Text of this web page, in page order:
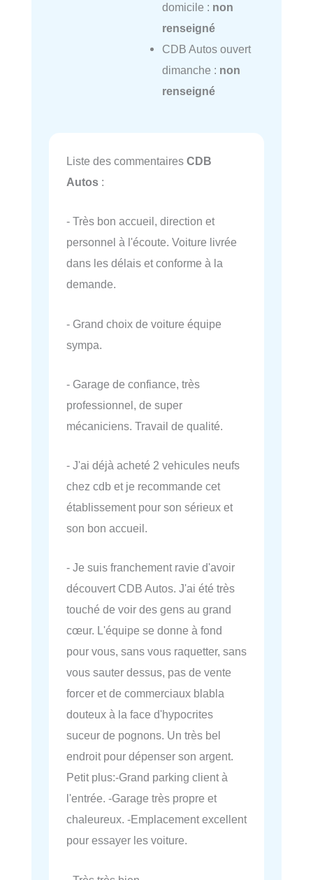
domicile : non
renseigné
CDB Autos ouvert
dimanche : non
renseigné
Liste des commentaires CDB
Autos :
- Très bon accueil, direction et
personnel à l'écoute. Voiture livrée
dans les délais et conforme à la
demande.
- Grand choix de voiture équipe
sympa.
- Garage de confiance, très
professionnel, de super
mécaniciens. Travail de qualité.
- J'ai déjà acheté 2 vehicules neufs
chez cdb et je recommande cet
établissement pour son sérieux et
son bon accueil.
- Je suis franchement ravie d'avoir
découvert CDB Autos. J'ai été très
touché de voir des gens au grand
cœur. L'équipe se donne à fond
pour vous, sans vous raquetter, sans
vous sauter dessus, pas de vente
forcer et de commerciaux blabla
douteux à la face d'hypocrites
suceur de pognons. Un très bel
endroit pour dépenser son argent.
Petit plus:-Grand parking client à
l'entrée. -Garage très propre et
chaleureux. -Emplacement excellent
pour essayer les voiture.